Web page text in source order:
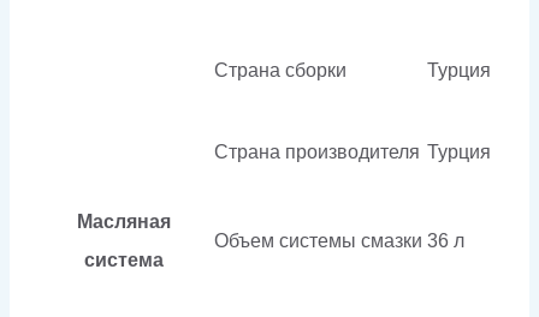
Страна сборки Турция
Страна производителя Турция
Масляная
система
Объем системы смазки 36 л